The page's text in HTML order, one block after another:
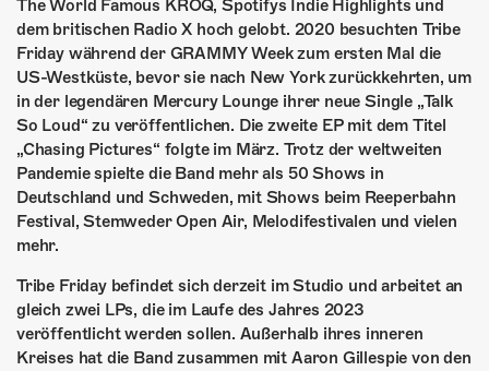
The World Famous KROQ, Spotifys Indie Highlights und
dem britischen Radio X hoch gelobt. 2020 besuchten Tribe
Friday während der GRAMMY Week zum ersten Mal die
US-Westküste, bevor sie nach New York zurückkehrten, um
in der legendären Mercury Lounge ihrer neue Single „Talk
So Loud“ zu veröffentlichen. Die zweite EP mit dem Titel
„Chasing Pictures“ folgte im März. Trotz der weltweiten
Pandemie spielte die Band mehr als 50 Shows in
Deutschland und Schweden, mit Shows beim Reeperbahn
Festival, Stemweder Open Air, Melodifestivalen und vielen
mehr.
Tribe Friday befindet sich derzeit im Studio und arbeitet an
gleich zwei LPs, die im Laufe des Jahres 2023
veröffentlicht werden sollen. Außerhalb ihres inneren
Kreises hat die Band zusammen mit Aaron Gillespie von den